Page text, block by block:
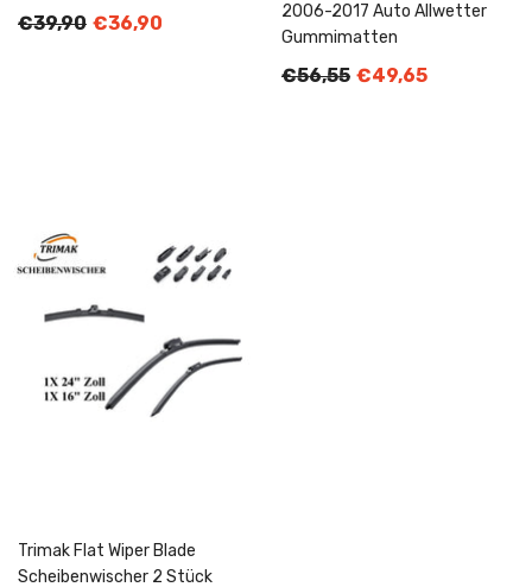
€39,90 €36,90
2006-2017 Auto Allwetter
Gummimatten
€56,55 €49,65
Trimak Flat Wiper Blade
Scheibenwischer 2 Stück